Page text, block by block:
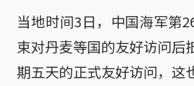
当地时间3日，中国海军第
束对丹麦等国的友好访问后
期五天的正式友好访问，这